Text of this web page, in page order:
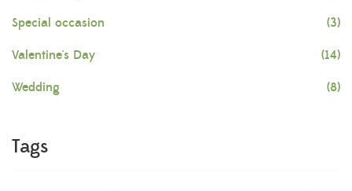
Special occasion (3)
Valentine's Day (14)
Wedding (8)
Tags